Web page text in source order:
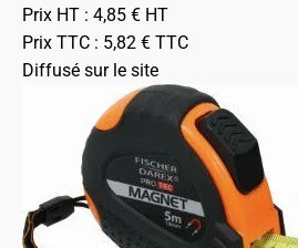
Prix HT : 4,85 € HT
Prix TTC : 5,82 € TTC
Diffusé sur le site